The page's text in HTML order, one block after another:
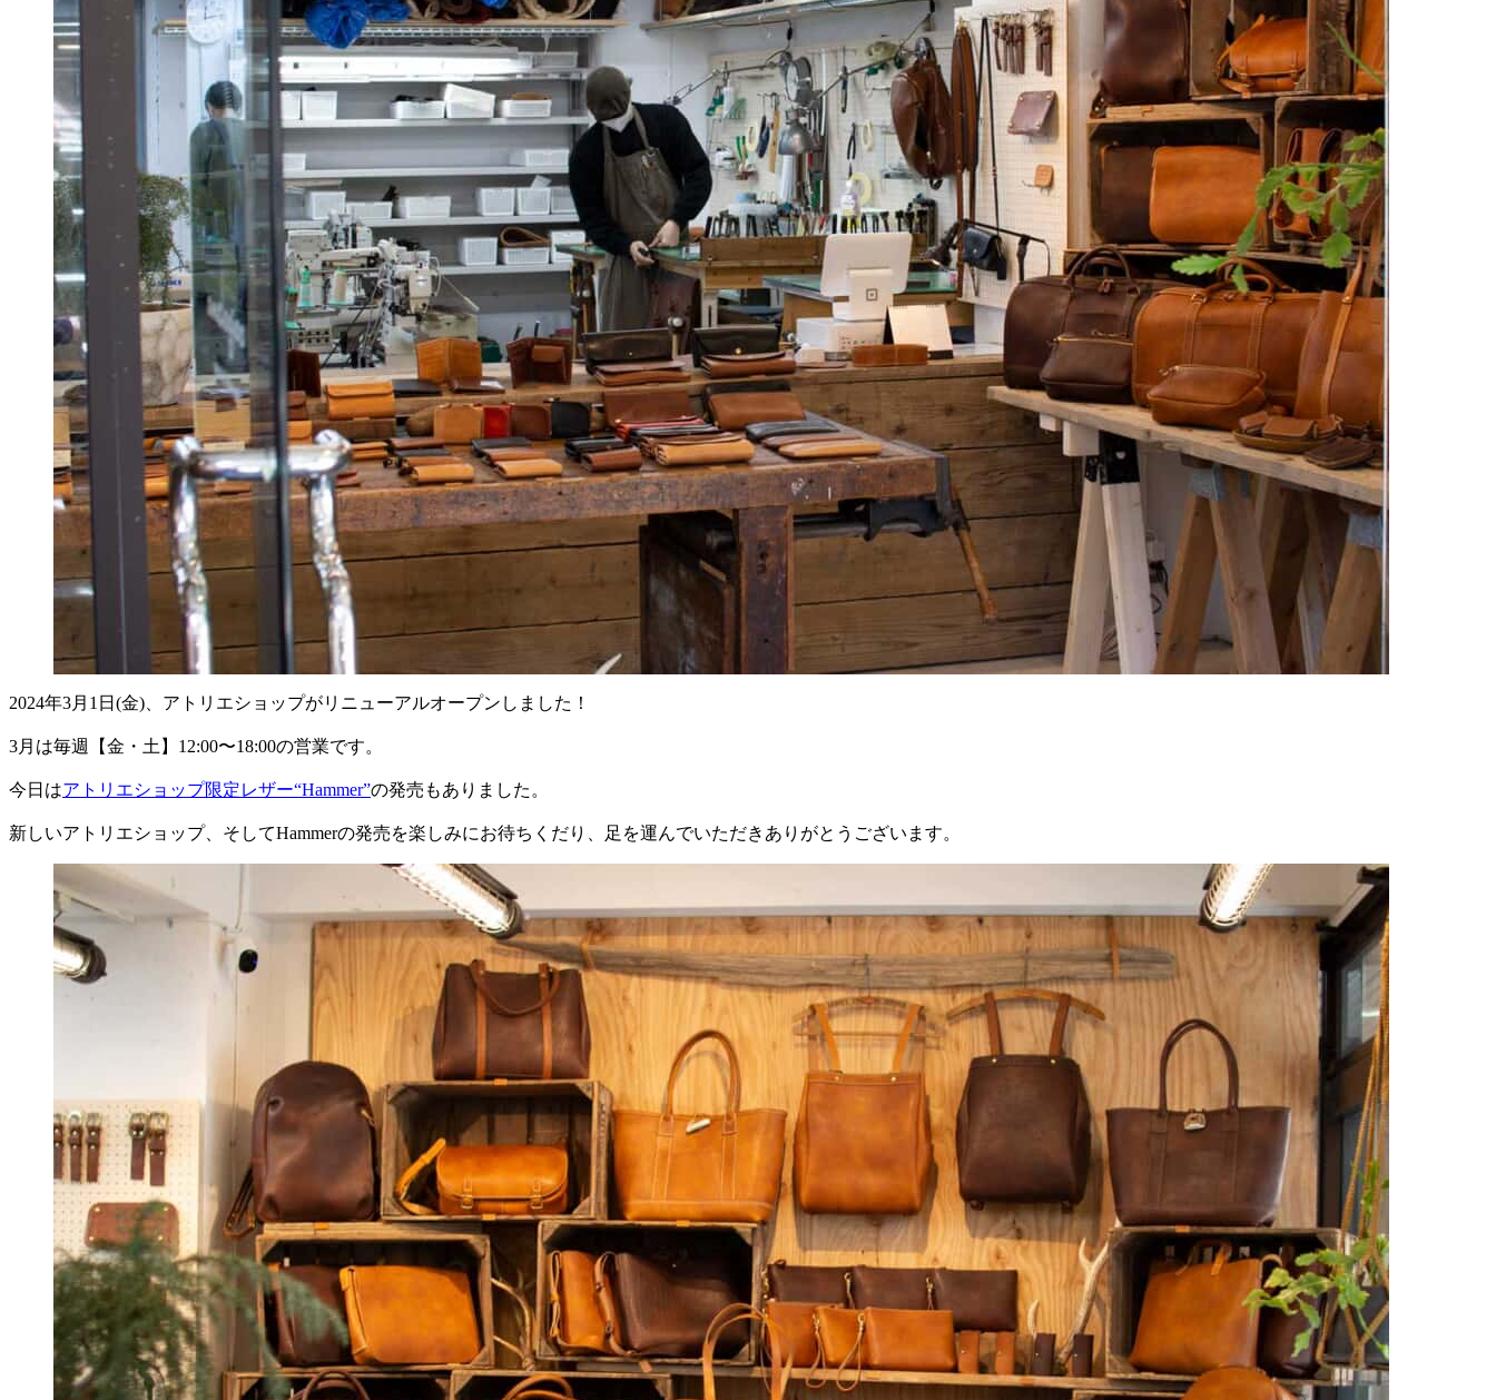
2024年3月1日(金)、アトリエショップがリニューアルオープンしました！
3月は毎週【金・土】12:00〜18:00の営業です。
今日はアトリエショップ限定レザー“Hammer”の発売もありました。
新しいアトリエショップ、そしてHammerの発売を楽しみにお待ちくだり、足を運んでいただきありがとうございます。